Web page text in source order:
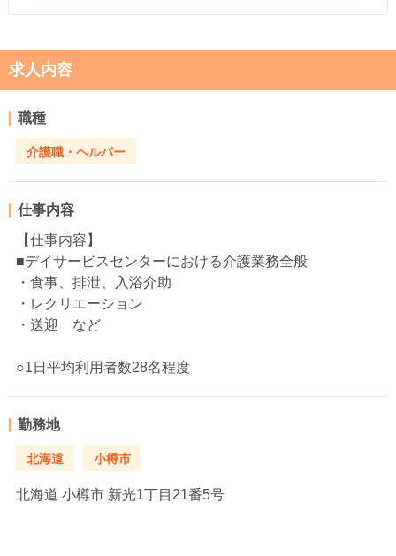
求人内容
職種
介護職・ヘルパー
仕事内容
【仕事内容】
■デイサービスセンターにおける介護業務全般
・食事、排泄、入浴介助
・レクリエーション
・送迎 など
○1日平均利用者数28名程度
勤務地
北海道 小樽市
北海道 小樽市 新光1丁目21番5号